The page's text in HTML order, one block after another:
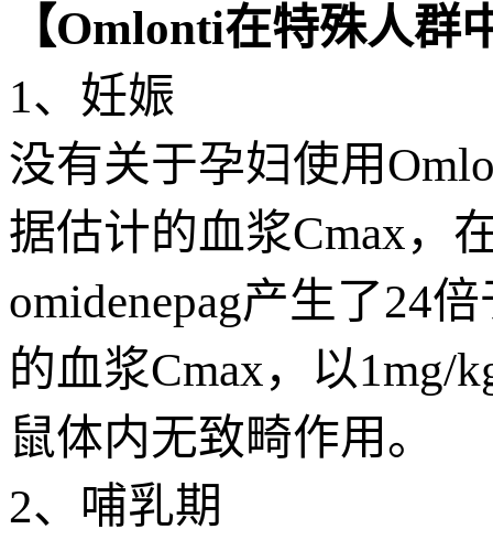
【Omlonti在特殊人群
1、妊娠
没有关于孕妇使用
据估计的血浆Cmax，
omidenepag产生了24
的血浆Cmax，以1mg/
鼠体内无致畸作用。
2、哺乳期